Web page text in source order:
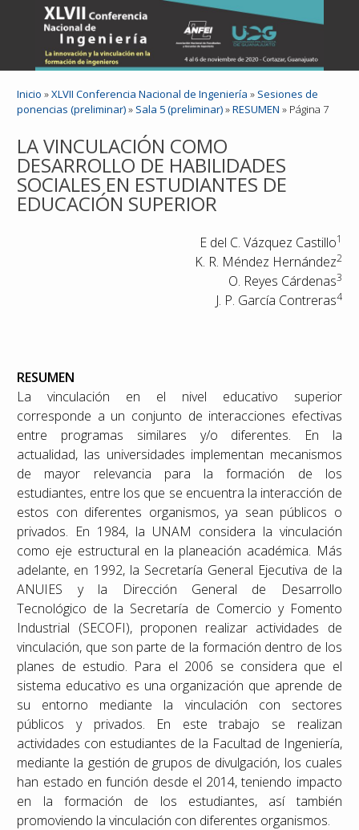
Inicio »XLVII Conferencia Nacional de Ingeniería » Sesiones de
ponencias (preliminar)» Sala 5 (preliminar)»RESUMEN » Página 7
LA VINCULACIÓN COMO
DESARROLLO DE HABILIDADES
SOCIALES EN ESTUDIANTES DE
EDUCACIÓN SUPERIOR
E del C. Vázquez Castillo1
K. R. Méndez Hernández2
O. Reyes Cárdenas3
J. P. García Contreras4
RESUMEN
La vinculación en el nivel educativo superior
corresponde a un conjunto de interacciones efectivas
entre programas similares y/o diferentes. En la
actualidad, las universidades implementan mecanismos
de mayor relevancia para la formación de los
estudiantes, entre los que se encuentra la interacción de
estos con diferentes organismos, ya sean públicos o
privados. En 1984, la UNAM considera la vinculación
como eje estructural en la planeación académica. Más
adelante, en 1992, la Secretaría General Ejecutiva de la
ANUIES y la Dirección General de Desarrollo
Tecnológico de la Secretaría de Comercio y Fomento
Industrial (SECOFI), proponen realizar actividades de
vinculación, que son parte de la formación dentro de los
planes de estudio. Para el 2006 se considera que el
sistema educativo es una organización que aprende de
su entorno mediante la vinculación con sectores
públicos y privados. En este trabajo se realizan
actividades con estudiantes de la Facultad de Ingeniería,
mediante la gestión de grupos de divulgación, los cuales
han estado en función desde el 2014, teniendo impacto
en la formación de los estudiantes, así también
promoviendo la vinculación con diferentes organismos.